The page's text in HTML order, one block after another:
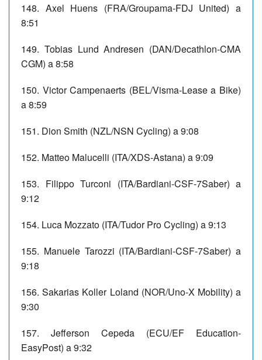
148. Axel Huens (FRA/Groupama-FDJ United) a
8:51
149. Tobias Lund Andresen (DAN/Decathlon-CMA
CGM) a 8:58
150. Victor Campenaerts (BEL/Visma-Lease a Bike)
a 8:59
151. Dion Smith (NZL/NSN Cycling) a 9:08
152. Matteo Malucelli (ITA/XDS-Astana) a 9:09
153. Filippo Turconi (ITA/Bardiani-CSF-7Saber) a
9:12
154. Luca Mozzato (ITA/Tudor Pro Cycling) a 9:13
155. Manuele Tarozzi (ITA/Bardiani-CSF-7Saber) a
9:18
156. Sakarias Koller Loland (NOR/Uno-X Mobility) a
9:30
157. Jefferson Cepeda (ECU/EF Education-
EasyPost) a 9:32